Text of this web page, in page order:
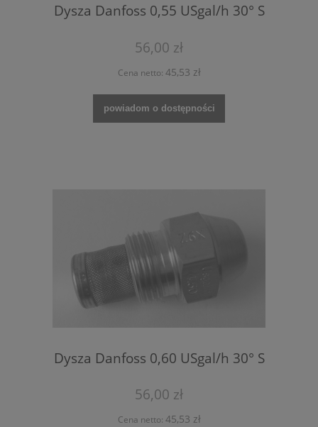
Dysza Danfoss 0,55 USgal/h 30° S
56,00 zł
Cena netto: 45,53 zł
powiadom o dostępności
Dysza Danfoss 0,60 USgal/h 30° S
56,00 zł
Cena netto: 45,53 zł